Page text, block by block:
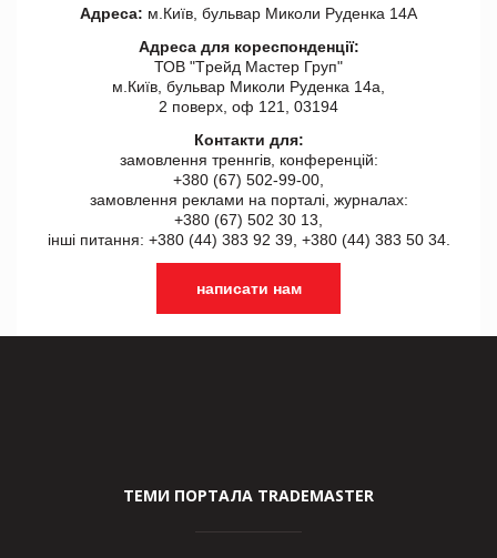
Адреса: м.Київ, бульвар Миколи Руденка 14А
Адреса для кореспонденції:
ТОВ "Tрейд Мастер Груп"
м.Київ, бульвар Миколи Руденка 14а,
2 поверх, оф 121, 03194
Контакти для:
замовлення треннгів, конференцій:
+380 (67) 502-99-00,
замовлення реклами на порталі, журналах:
+380 (67) 502 30 13,
інші питання: +380 (44) 383 92 39, +380 (44) 383 50 34.
написати нам
ТЕМИ ПОРТАЛА TRADEMASTER